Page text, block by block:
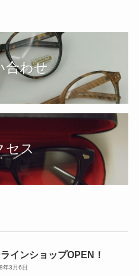
合わせ
セス
インショップOPEN！
年3月6日